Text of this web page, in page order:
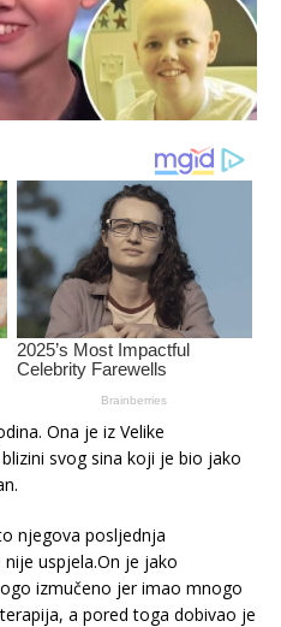
Ona je iz Velike
svog sina koji je bio jako
njegova posljednja
uspjela.On je jako
izmučeno jer imao mnogo
a pored toga dobivao je